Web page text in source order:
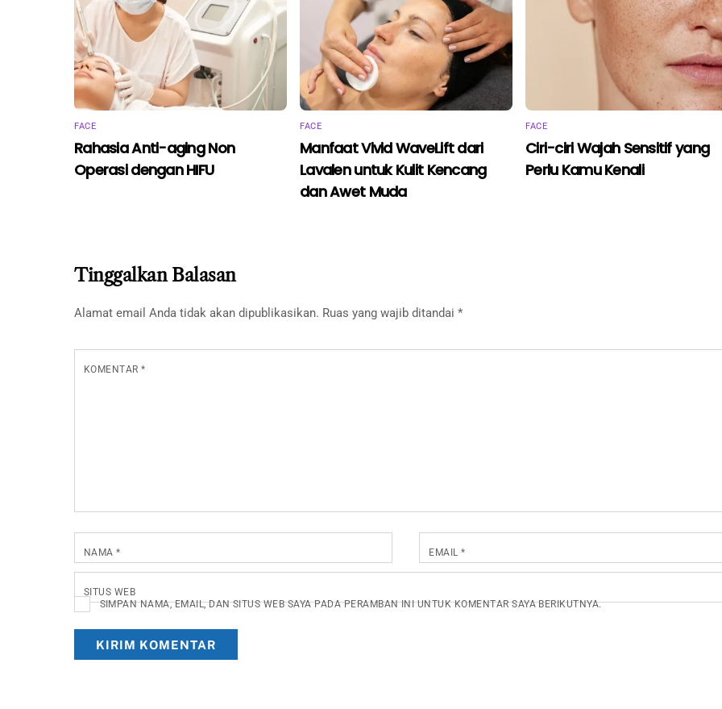
FACE
Rahasia Anti-aging Non
Operasi dengan HIFU
FACE
Manfaat Vivid WaveLift dari
Lavalen untuk Kulit Kencang
dan Awet Muda
FACE
Ciri-ciri Wajah Sensitif yang
Perlu Kamu Kenali
Tinggalkan Balasan
Alamat email Anda tidak akan dipublikasikan. Ruas yang wajib ditandai *
KOMENTAR*
NAMA* EMAIL*
SITUS WEB
SIMPAN NAMA, EMAIL, DAN SITUS WEB SAYA PADA PERAMBAN INI UNTUK KOMENTAR SAYA BERIKUTNYA.